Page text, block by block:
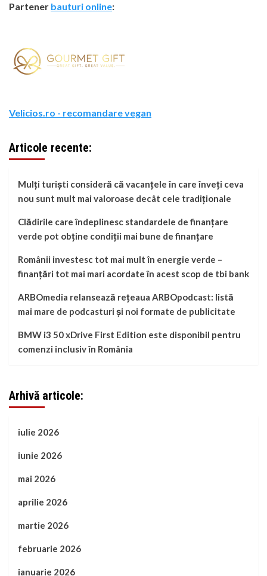
Partener bauturi online:
Velicios.ro - recomandare vegan
Articole recente:
Mulți turiști consideră că vacanțele în care înveți ceva
nou sunt mult mai valoroase decât cele tradiționale
Clădirile care îndeplinesc standardele de finanțare
verde pot obține condiții mai bune de finanțare
Românii investesc tot mai mult în energie verde –
finanțări tot mai mari acordate în acest scop de tbi bank
ARBOmedia relansează rețeaua ARBOpodcast: listă
mai mare de podcasturi și noi formate de publicitate
BMW i3 50 xDrive First Edition este disponibil pentru
comenzi inclusiv în România
Arhivă articole:
iulie 2026
iunie 2026
mai 2026
aprilie 2026
martie 2026
februarie 2026
ianuarie 2026